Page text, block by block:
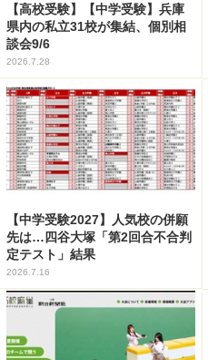
【高校受験】【中学受験】兵庫
県内の私立31校が集結、個別相
談会9/6
2026.7.28
【中学受験2027】人気校の併願
先は…四谷大塚「第2回合不合判
定テスト」結果
2026.7.16